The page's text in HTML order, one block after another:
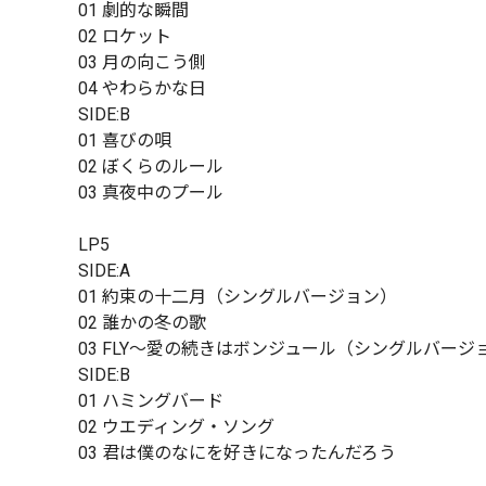
01 劇的な瞬間
02 ロケット
03 月の向こう側
04 やわらかな日
SIDE:B
01 喜びの唄
02 ぼくらのルール
03 真夜中のプール
LP5
SIDE:A
01 約束の十二月（シングルバージョン）
02 誰かの冬の歌
03 FLY〜愛の続きはボンジュール（シングルバージ
SIDE:B
01 ハミングバード
02 ウエディング・ソング
03 君は僕のなにを好きになったんだろう